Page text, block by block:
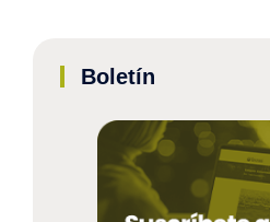
Boletín